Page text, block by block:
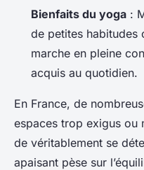
Bienfaits du yoga :
de petites habitudes
marche en pleine
acquis au quotidien.
En France, de
espaces trop exigus ou
de véritablement se
apaisant pèse sur